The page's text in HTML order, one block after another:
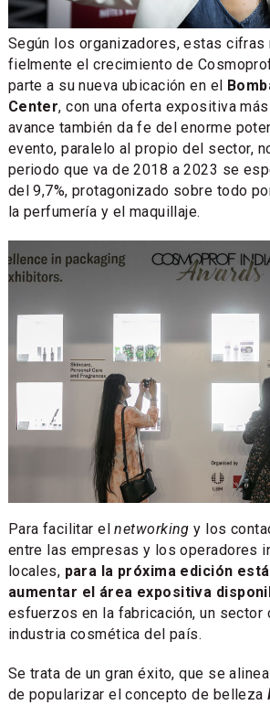
Según los organizadores, estas cifras
fielmente el crecimiento de
parte a su nueva ubicación en el
Center, con una oferta expositiva
avance también da fe del enorme
evento, paralelo al propio del sector,
periodo que va de 2018 a 2023 se
del 9,7%, protagonizado sobre todo
la perfumería y el maquillaje.
Para facilitar elnetworking y los
entre las empresas y los operadores
locales, para la próxima edición
aumentar el área expositiva
esfuerzos en la fabricación, un sector
industria cosmética del país.
Se trata de un gran éxito, que se
de popularizar el concepto de belleza